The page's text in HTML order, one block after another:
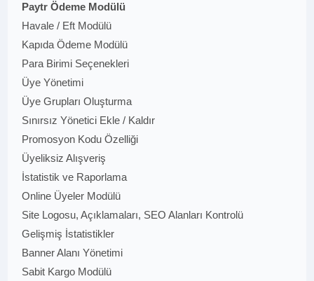
Paytr Ödeme Modülü
Havale / Eft Modülü
Kapıda Ödeme Modülü
Para Birimi Seçenekleri
Üye Yönetimi
Üye Grupları Oluşturma
Sınırsız Yönetici Ekle / Kaldır
Promosyon Kodu Özelliği
Üyeliksiz Alışveriş
İstatistik ve Raporlama
Online Üyeler Modülü
Site Logosu, Açıklamaları, SEO Alanları Kontrolü
Gelişmiş İstatistikler
Banner Alanı Yönetimi
Sabit Kargo Modülü